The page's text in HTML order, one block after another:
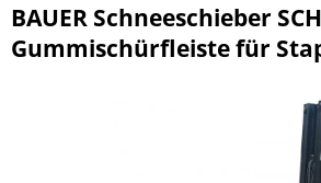
BAUER Schneeschieber
Gummischürfleiste für